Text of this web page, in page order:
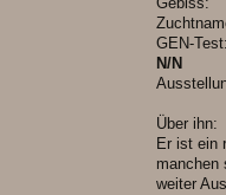
GEN-
N/N
Über ihn:
Er ist ein
manchen
weiter